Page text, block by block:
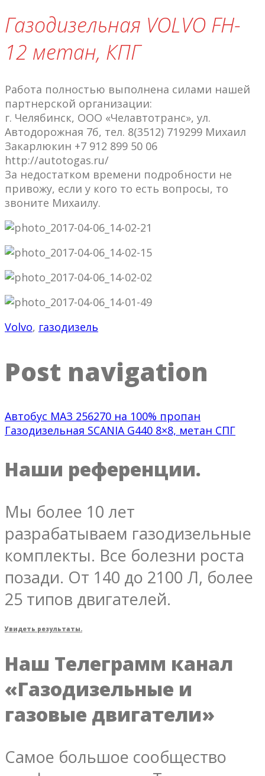
Газодизельная VOLVO FH-
12 метан, КПГ
Работа полностью выполнена силами нашей
партнерской организации:
г. Челябинск, ООО «Челавтотранс», ул.
Автодорожная 7б, тел. 8(3512) 719299 Михаил
Закарлюкин +7 912 899 50 06
http://autotogas.ru/
За недостатком времени подробности не
привожу, если у кого то есть вопросы, то
звоните Михаилу.
Volvo, газодизель
Post navigation
Автобус МАЗ 256270 на 100% пропан
Газодизельная SCANIA G440 8×8, метан СПГ
Наши референции.
Мы более 10 лет
разрабатываем газодизельные
комплекты. Все болезни роста
позади. От 140 до 2100 Л, более
25 типов двигателей.
Увидеть результаты.
Наш Телеграмм канал
«Газодизельные и
газовые двигатели»
Самое большое сообщество